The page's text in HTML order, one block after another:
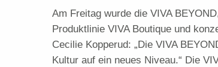
Am Freitag wurde die VIVA
Produktlinie VIVA Boutique und
Cecilie Kopperud: „Die VIVA
Kultur auf ein neues Niveau.“ Die